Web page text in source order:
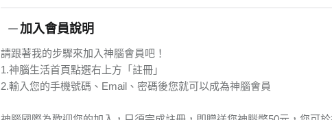
加入會員說明
請跟著我的步驟來加入神腦會員吧！
1.神腦生活首頁點選右上方「註冊」
2.輸入您的手機號碼、Email、密碼後您就可以成為神腦會員